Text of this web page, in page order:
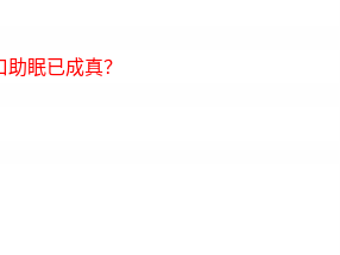
眠已成真？